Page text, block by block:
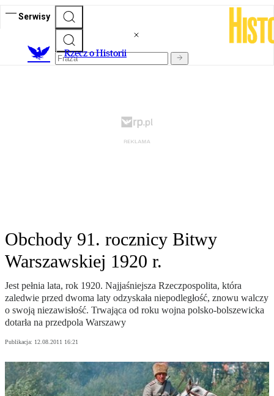
Serwisy
Rzecz o Historii
Obchody 91. rocznicy Bitwy
Warszawskiej 1920 r.
Jest pełnia lata, rok 1920. Najjaśniejsza Rzeczpospolita, która
zaledwie przed dwoma laty odzyskała niepodległość, znowu walczy
o swoją niezawisłość. Trwająca od roku wojna polsko-bolszewicka
dotarła na przedpola Warszawy
Publikacja: 12.08.2011 16:21